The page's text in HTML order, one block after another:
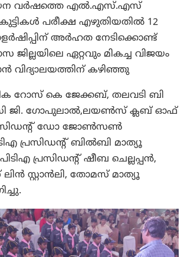
വർഷത്തെ എൽ.എസ്.എസ്
പരീക്ഷ എഴുതിയതിൽ 12
അർഹത നേടിക്കൊണ്ട്
ജില്ലയിലെ ഏറ്റവും മികച്ച വിജയം
വിദ്യാലയത്തിന് കഴിഞ്ഞു
റോസ് കെ ജേക്കബ്, തലവടി ബി
ജി. ഗോപുലാൽ,ലയൺസ് ക്ലബ് ഓഫ്
ഡോ ജോൺസൺ
പ്രസിഡൻ്റ് ബിൽബി മാത്യൂ
പ്രസിഡന്റ് ഷീബ ചെല്ലപ്പൻ,
ലിൻ സ്റ്റാൻലി, തോമസ് മാത്യൂ